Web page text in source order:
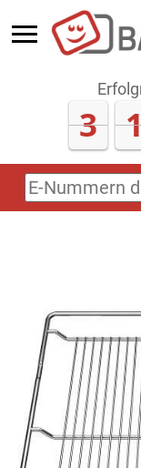
3
E-
Nummern